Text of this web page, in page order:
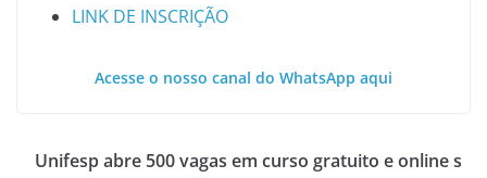
LINK DE INSCRIÇÃO
Acesse o nosso canal do WhatsApp aqui
Unifesp abre 500 vagas em curso gratuito e online s